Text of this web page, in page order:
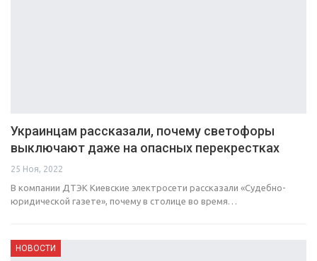
Украинцам рассказали, почему светофоры
выключают даже на опасных перекрестках
25 Ноя, 2022
В компании ДТЭК Киевские электросети рассказали «Судебно-
юридической газете», почему в столице во время…
НОВОСТИ